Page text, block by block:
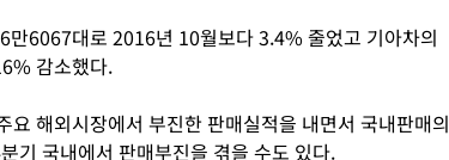
만6067대로 2016년 10월보다 3.4% 줄었고 기아차의
감소했다.
요 해외시장에서 부진한 판매실적을 내면서 국내판매의
기 국내에서 판매부진을 겪을 수도 있다.